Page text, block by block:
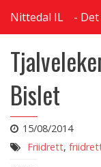
Nittedal IL
Bislet
15/08/2014
Friidrett,